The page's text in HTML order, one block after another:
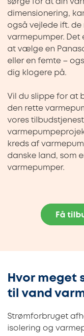
sørge for at din
dimensionering,
også vejlede ift.
varmepumper. Det
at vælge en
eller en femte –
dig klogere på.
Vil du slippe for at
den rette
vores
kreds af
danske land, som
varmepumper.
Få
Hvor meget
til vand
Strømforbruget
isolering og